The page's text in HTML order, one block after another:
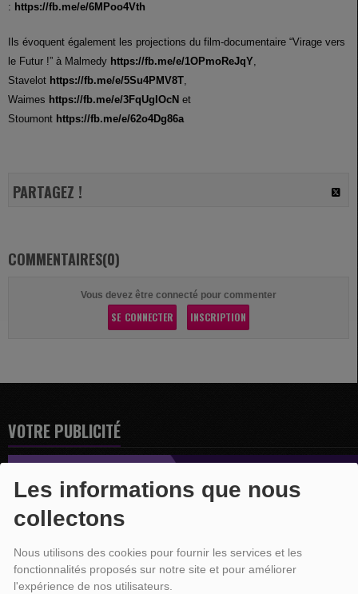
Les informations que nous
collectons
Nous utilisons des cookies pour fournir les services et les
fonctionnalités proposés sur notre site et pour améliorer
l'expérience de nos utilisateurs.
: https://fb.me/e/6MPoo4Vth
Ils évoquent également les projections du film-documentaire “Virage vers
le Futur !” à Malmedy https://fb.me/e/1OPmoReJqY,
Stavelot https://fb.me/e/5Su4PMV8T,
Waimes https://fb.me/e/3FqUgIOcN et
Stoumont https://fb.me/e/62o4Dg86a
PARTAGEZ !
COMMENTAIRES(0)
Vous devez être connecté pour commenter
SE CONNECTER INSCRIPTION
VOTRE PUBLICITÉ